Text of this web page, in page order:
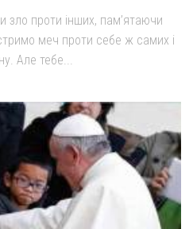
зло проти інших, пам’ятаючи
меч проти себе ж самих і
Але тебе...